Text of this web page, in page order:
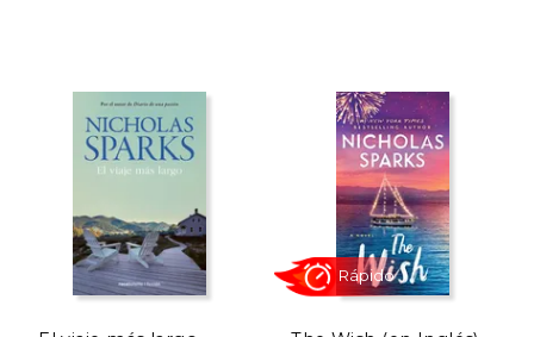
15% 15%